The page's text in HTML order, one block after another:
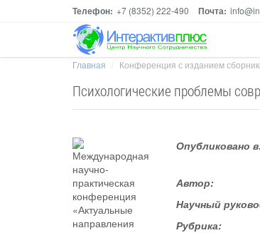
Телефон: +7 (8352) 222-490 Почта:
Главная Конференция с изданием
Психологические проблемы
Опубликовано
Автор:
Научный
Рубрика: